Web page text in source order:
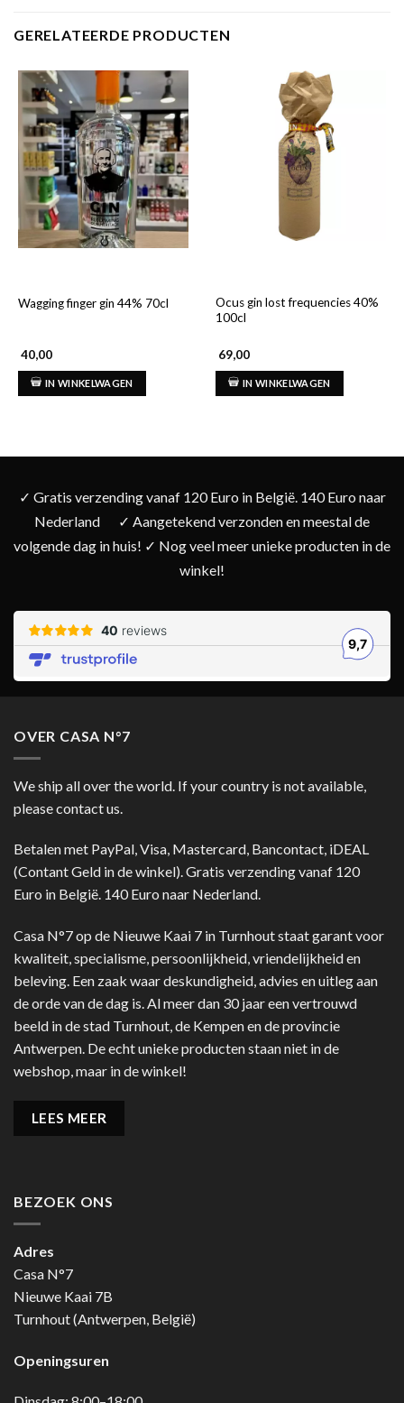
GERELATEERDE PRODUCTEN
Wagging finger gin 44% 70cl
40,00
IN WINKELWAGEN
Ocus gin lost frequencies 40%
100cl
69,00
IN WINKELWAGEN
✓ Gratis verzending vanaf 120 Euro in België. 140 Euro naar
Nederland
✓ Aangetekend verzonden en meestal de
volgende dag in huis! ✓ Nog veel meer unieke producten in de
winkel!
OVER CASA N°7
We ship all over the world. If your country is not available,
please contact us.
Betalen met PayPal, Visa, Mastercard, Bancontact, iDEAL
(Contant Geld in de winkel). Gratis verzending vanaf 120
Euro in België. 140 Euro naar Nederland.
Casa N°7 op de Nieuwe Kaai 7 in Turnhout staat garant voor
kwaliteit, specialisme, persoonlijkheid, vriendelijkheid en
beleving. Een zaak waar deskundigheid, advies en uitleg aan
de orde van de dag is. Al meer dan 30 jaar een vertrouwd
beeld in de stad Turnhout, de Kempen en de provincie
Antwerpen. De echt unieke producten staan niet in de
webshop, maar in de winkel!
LEES MEER
BEZOEK ONS
Adres
Casa N°7
Nieuwe Kaai 7B
Turnhout (Antwerpen, België)
Openingsuren